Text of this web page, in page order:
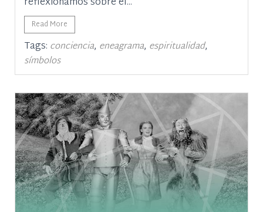
Read More
Tags: conciencia, eneagrama, espiritualidad,
símbolos